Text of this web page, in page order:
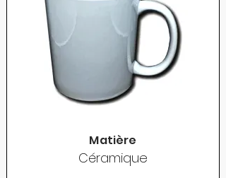
Matière
Céramique